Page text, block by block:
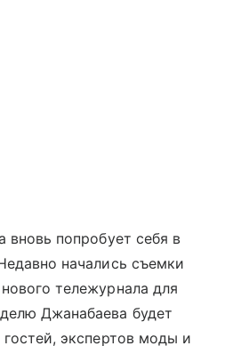
вновь попробует себя в
начались съемки
тележурнала для
Джанабаева будет
гостей, экспертов моды и